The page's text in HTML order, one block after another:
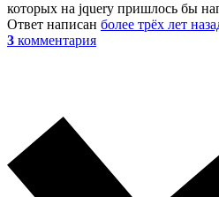
которых на jquery пришлось бы
Ответ написан более трёх лет
3 комментария